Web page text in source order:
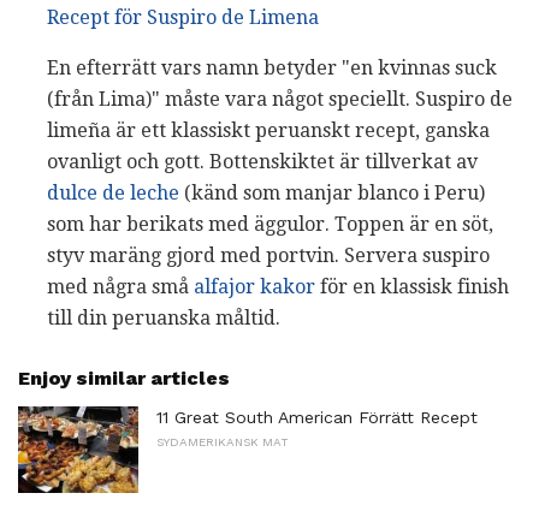
Recept för Suspiro de Limena
En efterrätt vars namn betyder "en kvinnas suck
(från Lima)" måste vara något speciellt. Suspiro de
limeña är ett klassiskt peruanskt recept, ganska
ovanligt och gott. Bottenskiktet är tillverkat av
dulce de leche (känd som manjar blanco i Peru)
som har berikats med äggulor. Toppen är en söt,
styv maräng gjord med portvin. Servera suspiro
med några små alfajor kakor för en klassisk finish
till din peruanska måltid.
Enjoy similar articles
11 Great South American Förrätt Recept
SYDAMERIKANSK MAT